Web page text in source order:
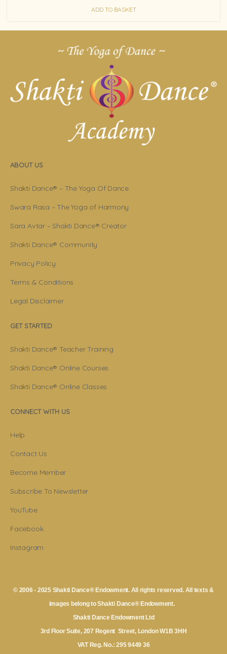
ADD TO BASKET
ABOUT US
Shakti Dance® – The Yoga Of Dance
Swara Rasa – The Yoga of Harmony
Sara Avtar – Shakti Dance® Creator
Shakti Dance® Community
Privacy Policy
Terms & Conditions
Legal Disclaimer
GET STARTED
Shakti Dance® Teacher Training
Shakti Dance® Online Courses
Shakti Dance® Online Classes
CONNECT WITH US
Help
Contact Us
Become Member
Subscribe To Newsletter
YouTube
Facebook
Instagram
© 2006 - 2025 Shakti Dance® Endowment. All rights reserved. All texts &
images belong to Shakti Dance® Endowment.
Shakti Dance Endowment Ltd
3rd Floor Suite, 207 Regent Street, London W1B 3HH
VAT Reg. No.: 295 9449 36